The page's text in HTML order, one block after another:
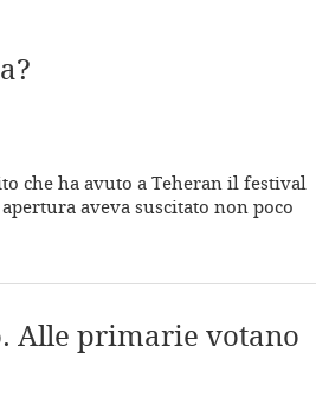
che ha avuto a Teheran il festival
aveva suscitato non poco
Alle primarie votano